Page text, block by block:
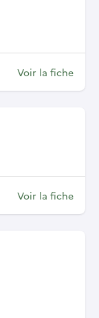
Voir la fiche
Voir la fiche